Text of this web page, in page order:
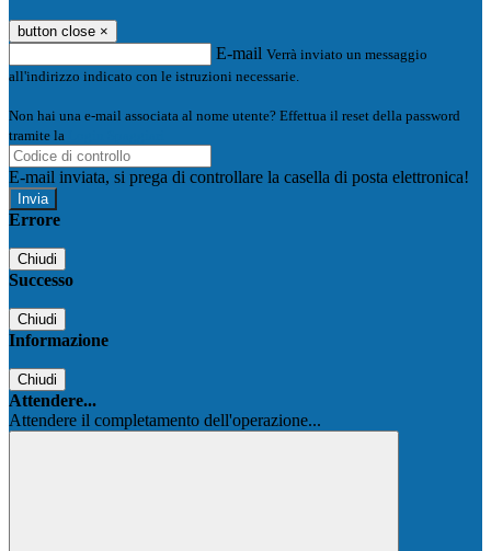
button close ×
E-mail Verrà inviato un messaggio
all'indirizzo indicato con le istruzioni necessarie.
Non hai una e-mail associata al nome utente? Effettua il reset della password
tramite la
E-mail inviata, si prega di controllare la casella di posta elettronica!
Errore
Chiudi
Successo
Chiudi
Informazione
Chiudi
Attendere...
Attendere il completamento dell'operazione...